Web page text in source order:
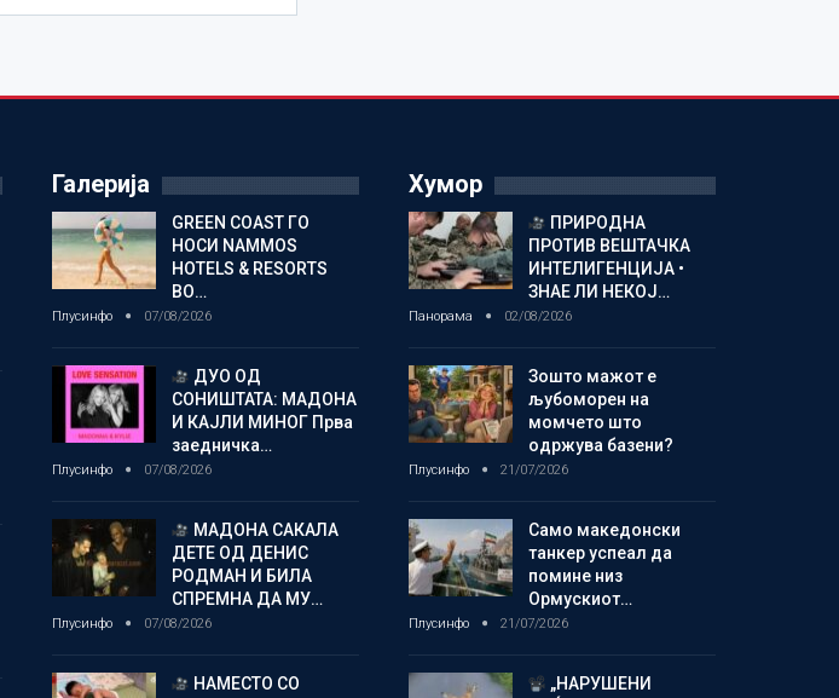
Галерија
GREEN COAST ГО
НОСИ NAMMOS
HOTELS & RESORTS
ВО…
Плусинфо 07/08/2026
ДУО ОД
СОНИШТАТА: МАДОНА
И КАЈЛИ МИНОГ Прва
заедничка…
Плусинфо 07/08/2026
МАДОНА САКАЛА
ДЕТЕ ОД ДЕНИС
РОДМАН И БИЛА
СПРЕМНА ДА МУ…
Плусинфо 07/08/2026
НАМЕСТО СО
Хумор
ПРИРОДНА
ПРОТИВ ВЕШТАЧКА
ИНТЕЛИГЕНЦИЈА •
ЗНАЕ ЛИ НЕКОЈ…
Панорама 02/08/2026
Зошто мажот е
љубоморен на
момчето што
одржува базени?
Плусинфо 21/07/2026
Само македонски
танкер успеал да
помине низ
Ормускиот…
Плусинфо 21/07/2026
„НАРУШЕНИ